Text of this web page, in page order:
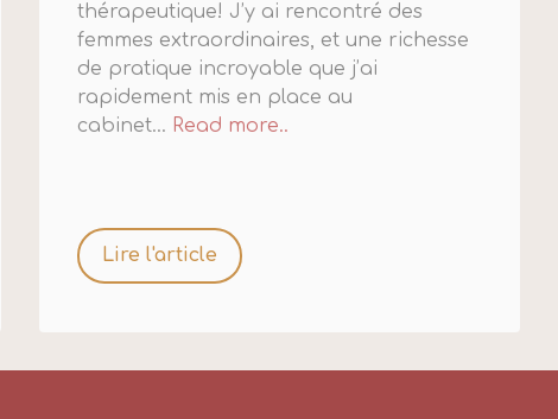
thérapeutique! J’y ai rencontré des
femmes extraordinaires, et une richesse
de pratique incroyable que j’ai
rapidement mis en place au
cabinet... Read more..
Lire l'article